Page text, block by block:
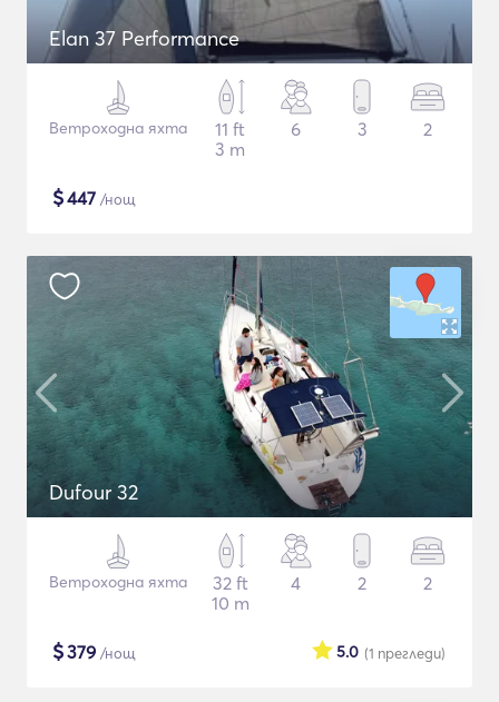
Elan 37 Performance
Ветроходна яхта
11 ft
3 m
6 3 2
$447 /нощ
Dufour 32
Ветроходна яхта
32 ft
10 m
4 2 2
$379 /нощ (1 прегледи)
5.0